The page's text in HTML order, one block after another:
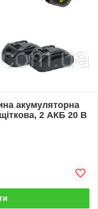
акумуляторна
2 АКБ 20 В